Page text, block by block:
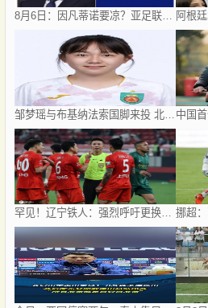
8月6日：因凡蒂诺要凉？亚足联反水、卡塔尔挺他，世界杯权力游戏比决赛点球还刺激！
罕见！辽宁铁人：强烈呼吁更换辽宁德比主裁 屡现争议判罚